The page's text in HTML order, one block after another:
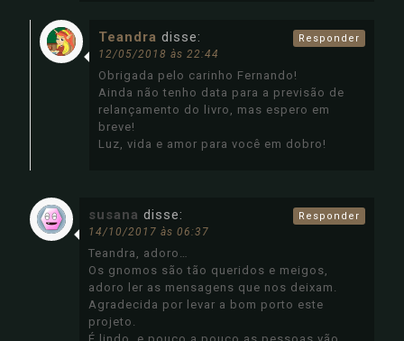
Teandra disse:
12/05/2018 às 22:44
Obrigada pelo carinho Fernando!
Ainda não tenho data para a previsão de
relançamento do livro, mas espero em
breve!
Luz, vida e amor para você em dobro!
Responder
susana disse:
14/10/2017 às 06:37
Teandra, adoro…
Os gnomos são tão queridos e meigos,
adoro ler as mensagens que nos deixam.
Agradecida por levar a bom porto este
projeto.
Responder